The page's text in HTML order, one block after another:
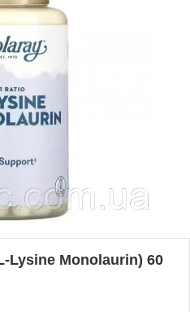
Lysine Monolaurin) 60